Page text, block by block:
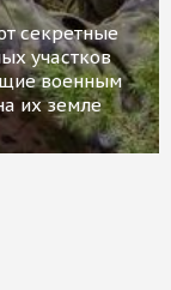
секретные
участков
военным
их земле